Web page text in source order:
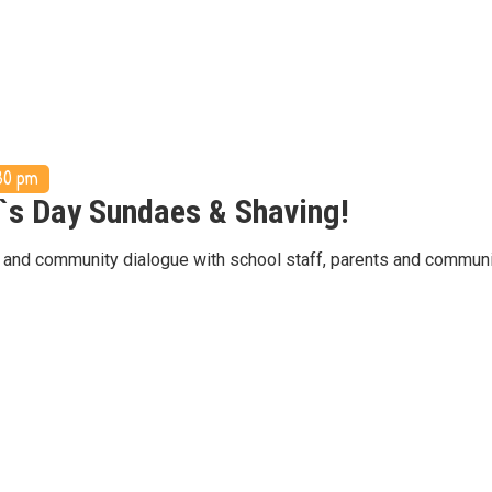
pm
Day Sundaes & Shaving!
community dialogue with school staff, parents and